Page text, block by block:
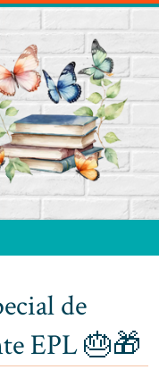
de
EPL 🎂🎁